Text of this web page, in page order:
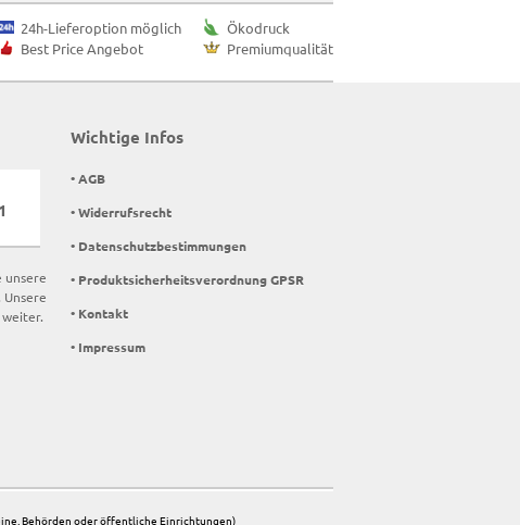
24h-Lieferoption möglich
Best Price Angebot
Ökodruck
Premiumqualität
unsere
Wichtige Infos
• AGB
• Widerrufsrecht
• Datenschutzbestimmungen
• Produktsicherheitsverordnung GPSR
• Kontakt
• Impressum
Behörden oder öffentliche Einrichtungen)